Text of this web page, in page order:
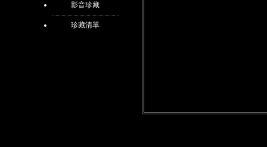
影音珍藏
珍藏清單